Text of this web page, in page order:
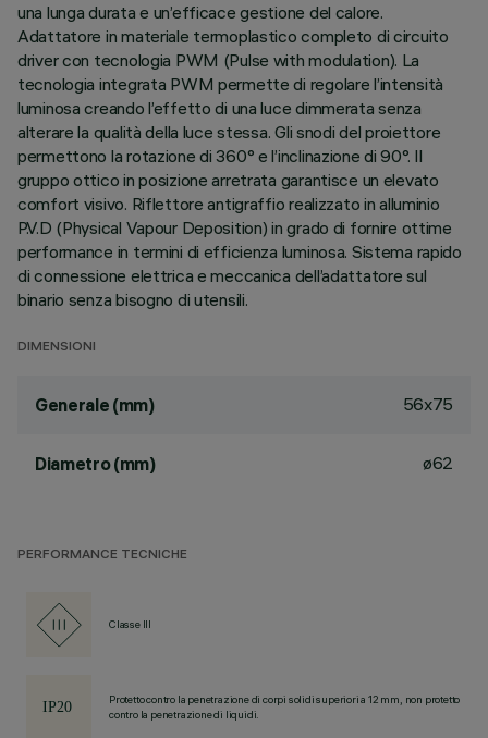
una lunga durata e un’efficace gestione del calore.
Adattatore in materiale termoplastico completo di circuito
driver con tecnologia PWM (Pulse with modulation). La
tecnologia integrata PWM permette di regolare l’intensità
luminosa creando l’effetto di una luce dimmerata senza
alterare la qualità della luce stessa. Gli snodi del proiettore
permettono la rotazione di 360° e l’inclinazione di 90°. Il
gruppo ottico in posizione arretrata garantisce un elevato
comfort visivo. Riflettore antigraffio realizzato in alluminio
P.V.D (Physical Vapour Deposition) in grado di fornire ottime
performance in termini di efficienza luminosa. Sistema rapido
di connessione elettrica e meccanica dell’adattatore sul
binario senza bisogno di utensili.
DIMENSIONI
Generale (mm) 56x75
Diametro (mm) ø62
PERFORMANCE TECNICHE
Classe III
Protetto contro la penetrazione di corpi solidi superiori a 12 mm, non protetto
contro la penetrazione di liquidi.